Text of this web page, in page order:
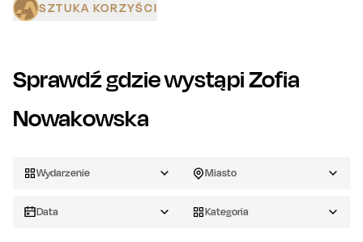
SZTUKA KORZYŚCI
Sprawdź gdzie wystąpiZofia
Nowakowska
Wydarzenie Miasto
Data Kategoria